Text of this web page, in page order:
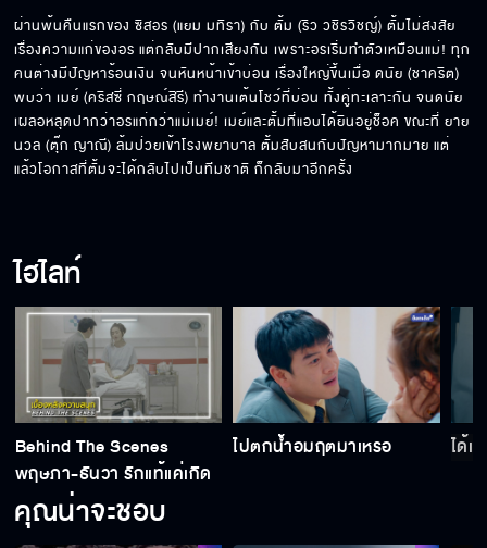
ผ่านพ้นคืนแรกของ ซิสอร (แยม มทิรา) กับ ตั้ม (ริว วชิรวิชญ์) ตั้มไม่สงสัย
เรื่องความแก่ของอร แต่กลับมีปากเสียงกัน เพราะอรเริ่มทำตัวเหมือนแม่! ทุก
คนต่างมีปัญหาร้อนเงิน จนหันหน้าเข้าบ่อน เรื่องใหญ่ขึ้นเมื่อ ดนัย (ชาคริต)
พบว่า เมย์ (คริสซี่ กฤษณ์สิรี) ทำงานเต้นโชว์ที่บ่อน ทั้งคู่ทะเลาะกัน จนดนัย
เผลอหลุดปากว่าอรแก่กว่าแม่เมย์! เมย์และตั้มที่แอบได้ยินอยู่ช็อค ขณะที่ ยาย
นวล (ตุ๊ก ญาณี) ล้มป่วยเข้าโรงพยาบาล ตั้มสับสนกับปัญหามากมาย แต่
แล้วโอกาสที่ตั้มจะได้กลับไปเป็นทีมชาติ ก็กลับมาอีกครั้ง
ไฮไลท์
Behind The Scenes
พฤษภา-ธันวา รักแท้แค่เกิด
ก่อน EP.1
ไปตกน้ำอมฤตมาเหรอ ได้เ
คุณน่าจะชอบ